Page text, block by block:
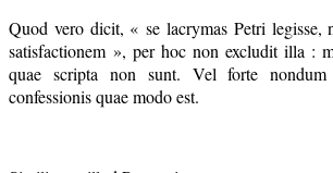
Quod vero dicit, « se lacrymas Petri legisse,
satisfactionem », per hoc non excludit illa :
quae scripta non sunt. Vel forte
confessionis quae modo est.